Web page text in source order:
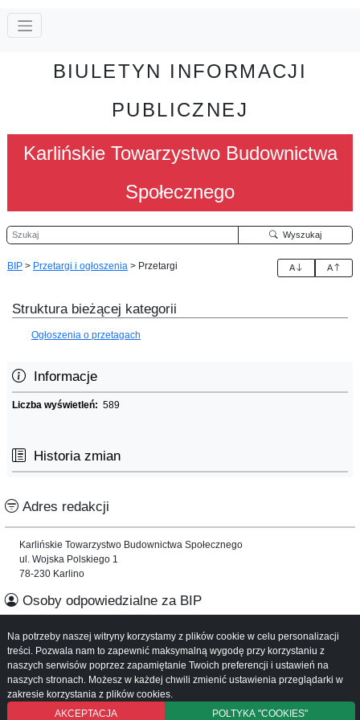
BIULETYN INFORMACJI
PUBLICZNEJ
Karlińskie Towarzystwo Budownictwa
Społecznego
Szukaj Wyszukaj
BIP > Przetargi i ogłoszenia > Przetargi A A
Struktura bieżącej kategorii
Ogłoszenia o przetagach
Informacje
Liczba wyświetleń: 589
Historia zmian
Adres redakcji
Karlińskie Towarzystwo Budownictwa Społecznego
ul. Wojska Polskiego 1
78-230 Karlino
Osoby odpowiedzialne za BIP
Informacje o serwisie
Mapa serwisu
Instrukcja obsługi
Na potrzeby naszej witryny korzystamy z plików cookie w celu personalizacji
treści. Pozwala nam to zapewnić maksymalną wygodę przy korzystaniu z
naszych serwisów poprzez zapamiętanie Twoich preferencji i ustawień na
naszych stronach. Możesz w każdej chwili zmienić ustawienia przeglądarki w
zakresie korzystania z plików cookies.
AKCEPTACJA
POLTYKA "COOKIES"